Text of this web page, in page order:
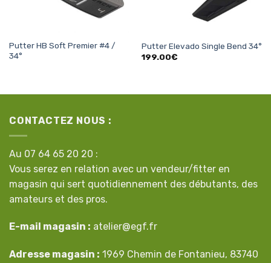
Putter HB Soft Premier #4 /
34°
Putter Elevado Single Bend 34°
199.00€
CONTACTEZ NOUS :
Au 07 64 65 20 20 :
Vous serez en relation avec un vendeur/fitter en
magasin qui sert quotidiennement des débutants, des
amateurs et des pros.
E-mail magasin : atelier@egf.fr
Adresse magasin : 1969 Chemin de Fontanieu, 83740